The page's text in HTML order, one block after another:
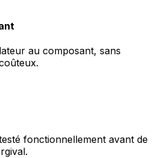
au composant, sans
fonctionnellement avant de